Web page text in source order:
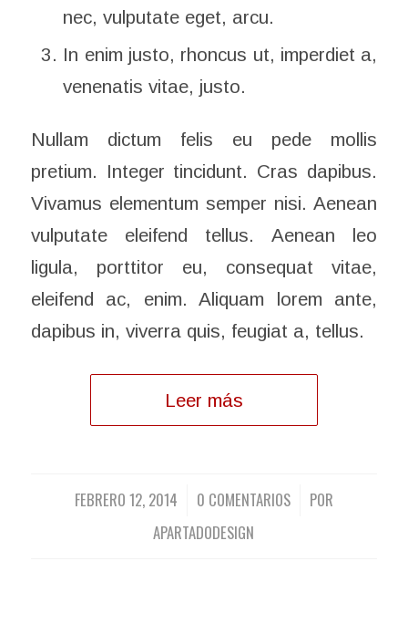
nec, vulputate eget, arcu.
In enim justo, rhoncus ut, imperdiet a,
venenatis vitae, justo.
Nullam dictum felis eu pede mollis
pretium. Integer tincidunt. Cras dapibus.
Vivamus elementum semper nisi. Aenean
vulputate eleifend tellus. Aenean leo
ligula, porttitor eu, consequat vitae,
eleifend ac, enim. Aliquam lorem ante,
dapibus in, viverra quis, feugiat a, tellus.
Leer más
FEBRERO 12, 2014
/ 0 COMENTARIOS
/
POR
APARTADODESIGN